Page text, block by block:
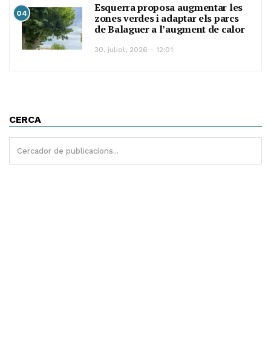
04
Esquerra proposa augmentar les
zones verdes i adaptar els parcs
de Balaguer a l’augment de calor
30, juliol, 2026 - 12:01
CERCA